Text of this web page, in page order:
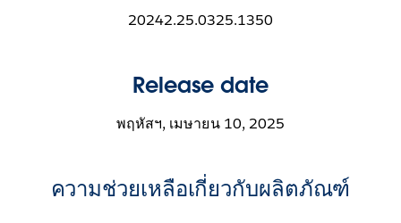
20242.25.0325.1350
Release date
พฤหัสฯ, เมษายน 10, 2025
ความช่วยเหลือเกี่ยวกับผลิตภัณฑ์